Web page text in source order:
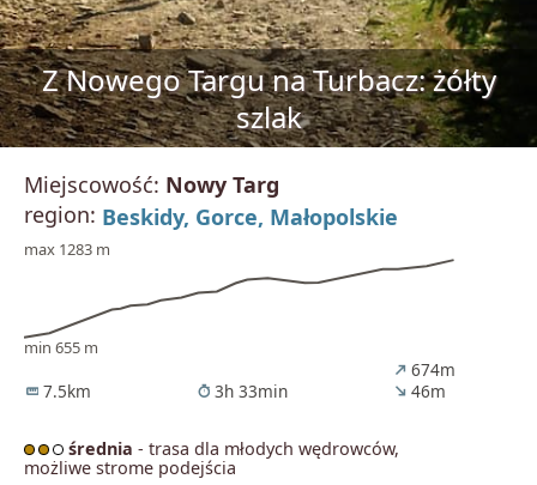
Z Nowego Targu na Turbacz: żółty
szlak
Miejscowość: Nowy Targ
region: Beskidy, Gorce, Małopolskie
max 1283 m
min 655 m
straighten 7.5km timer 3h 33min
north_east674m
south_east46m
średnia - trasa dla młodych wędrowców,
możliwe strome podejścia